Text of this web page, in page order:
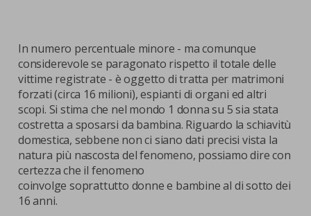
In numero percentuale minore - ma comunque
considerevole se paragonato rispetto il totale delle
vittime registrate - è oggetto di tratta per matrimoni
forzati (circa 16 milioni), espianti di organi ed altri
scopi. Si stima che nel mondo 1 donna su 5 sia stata
costretta a sposarsi da bambina. Riguardo la schiavitù
domestica, sebbene non ci siano dati precisi vista la
natura più nascosta del fenomeno, possiamo dire con
certezza che il fenomeno
coinvolge soprattutto donne e bambine al di sotto dei
16 anni.